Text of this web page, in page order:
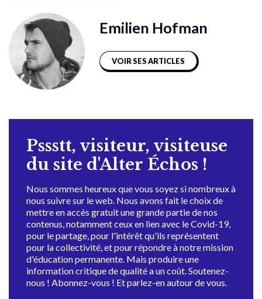
Emilien Hofman
VOIR SES ARTICLES
Pssstt, visiteur, visiteuse
du site d'Alter Échos !
Nous sommes heureux que vous soyez si nombreux à
nous suivre sur le web. Nous avons fait le choix de
mettre en accès gratuit une grande partie de nos
contenus, notamment ceux en lien avec le Covid-19,
pour le partage, pour l'intérêt qu'ils représentent
pour la collectivité, et pour répondre à notre mission
d'éducation permanente. Mais produire une
information critique de qualité a un coût. Soutenez-
nous ! Abonnez-vous ! Et parlez-en autour de vous.